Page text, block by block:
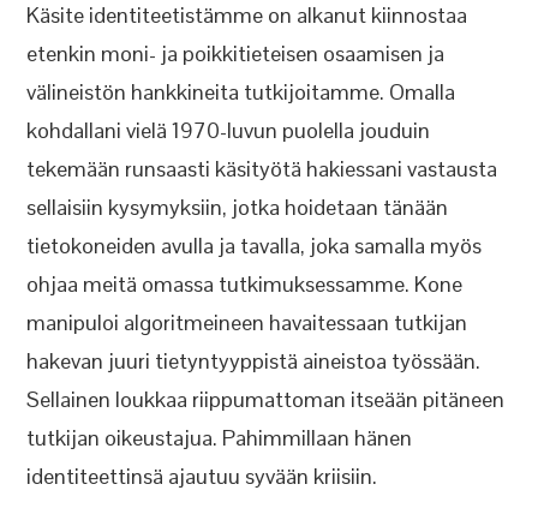
Käsite identiteetistämme on alkanut kiinnostaa
etenkin moni- ja poikkitieteisen osaamisen ja
välineistön hankkineita tutkijoitamme. Omalla
kohdallani vielä 1970-luvun puolella jouduin
tekemään runsaasti käsityötä hakiessani vastausta
sellaisiin kysymyksiin, jotka hoidetaan tänään
tietokoneiden avulla ja tavalla, joka samalla myös
ohjaa meitä omassa tutkimuksessamme. Kone
manipuloi algoritmeineen havaitessaan tutkijan
hakevan juuri tietyntyyppistä aineistoa työssään.
Sellainen loukkaa riippumattoman itseään pitäneen
tutkijan oikeustajua. Pahimmillaan hänen
identiteettinsä ajautuu syvään kriisiin.